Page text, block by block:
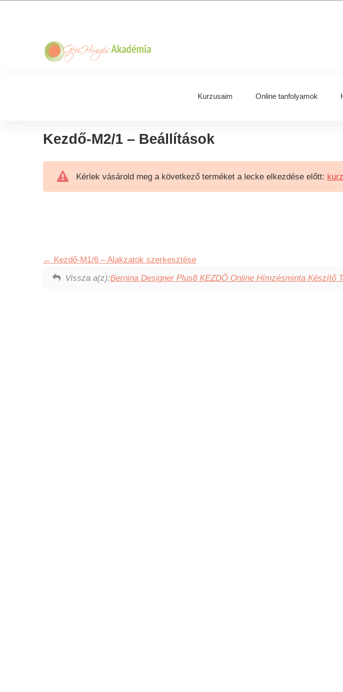
Kurzusaim Online tanfolyamok
Kezdő-M2/1 – Beállítások
Kérlek vásárold meg a következő terméket a lecke elkezdése előtt:
Kezdő-M1/6 – Alakzatok szerkesztése
Vissza a(z):Bernina Designer Plus8 KEZDŐ Online Hímzésminta Készítő